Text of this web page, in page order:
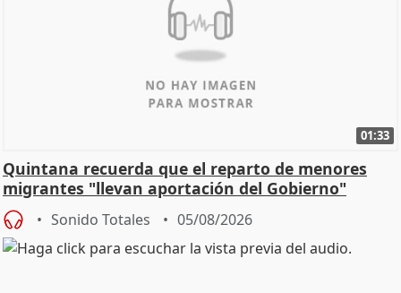
01:33
Quintana recuerda que el reparto de menores
migrantes "llevan aportación del Gobierno"
central
Sonido Totales 05/08/2026